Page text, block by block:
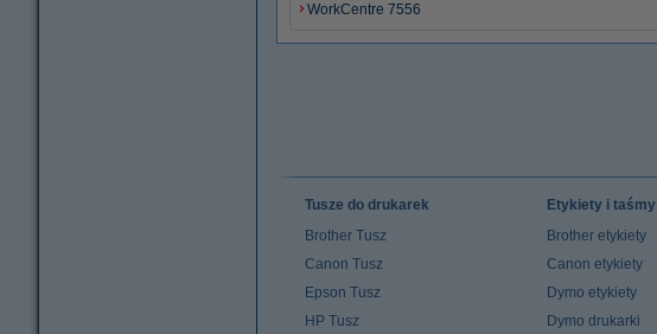
WorkCentre 7556
Tusze do drukarek
Brother Tusz
Canon Tusz
Epson Tusz
HP Tusz
Etykiety i taśmy
Brother etykiety
Canon etykiety
Dymo etykiety
Dymo drukarki